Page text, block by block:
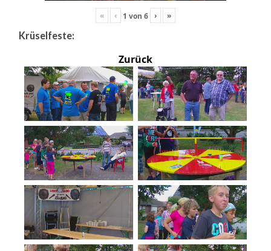
« ‹ 1 von 6 › »
Krüselfeste:
Zurück